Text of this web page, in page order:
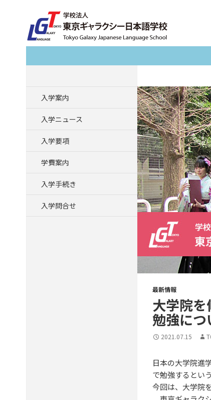
最新情報
大学院
勉強につ
2021.07.15
日本の大学院進
で勉強するとい
今回は、大学院
入学案内
入学ニュース
入学要項
学費案内
入学手続き
入学問合せ